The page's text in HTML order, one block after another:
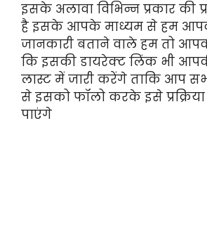
इसके अलावा विभिन्न प्रकार की
है इसके आपके माध्यम से हम
जानकारी बताने वाले हम तो
कि इसकी डायरेक्ट लिंक भी
लास्ट में जारी करेंगे ताकि आप
से इसको फॉलो करके इसे
पाएंगे